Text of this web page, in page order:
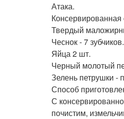
Атака.
Консервированная
Твердый
Чеснок - 7 зубчиков.
Яйца 2 шт.
Черный молотый
Зелень петрушки -
Способ
С
почистим,